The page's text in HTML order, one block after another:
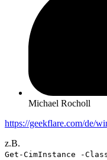
Michael Rocholl
https://geekflare.com/de/
z.B.
Get-CimInstance -